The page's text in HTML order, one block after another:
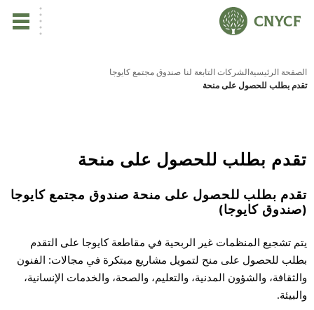
الصفحة الرئيسيةالشركات التابعة لنا صندوق مجتمع كايوجا
تقدم بطلب للحصول على منحة
تقدم بطلب للحصول على منحة
تقدم بطلب للحصول على منحة صندوق مجتمع كايوجا
(صندوق كايوجا)
يتم تشجيع المنظمات غير الربحية في مقاطعة كايوجا على التقدم
بطلب للحصول على منح لتمويل مشاريع مبتكرة في مجالات: الفنون
والثقافة، والشؤون المدنية، والتعليم، والصحة، والخدمات الإنسانية،
والبيئة.